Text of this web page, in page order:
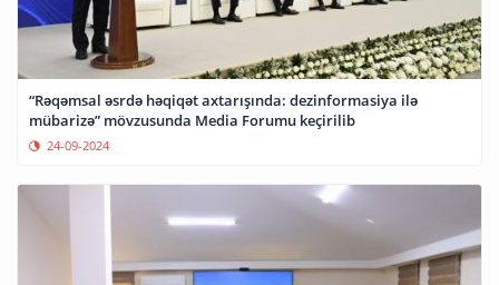
“Rəqəmsal əsrdə həqiqət axtarışında: dezinformasiya ilə
mübarizə” mövzusunda Media Forumu keçirilib
24-09-2024